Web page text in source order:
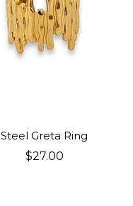
ADD TO CART
Steel Greta Ring
$27.00